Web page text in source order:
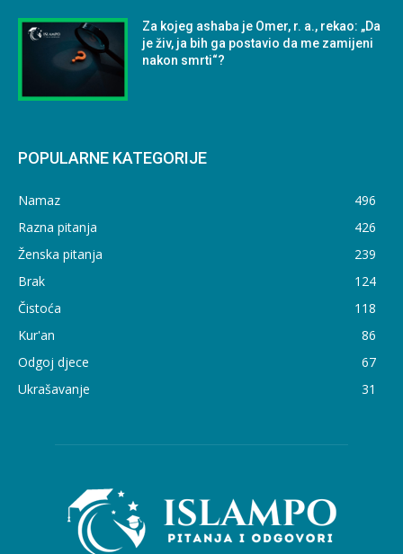
Za kojeg ashaba je Omer, r. a., rekao: „Da
je živ, ja bih ga postavio da me zamijeni
nakon smrti“?
POPULARNE KATEGORIJE
Namaz
496
Razna pitanja
426
Ženska pitanja
239
Brak
124
Čistoća
118
Kur'an
86
Odgoj djece
67
Ukrašavanje
31